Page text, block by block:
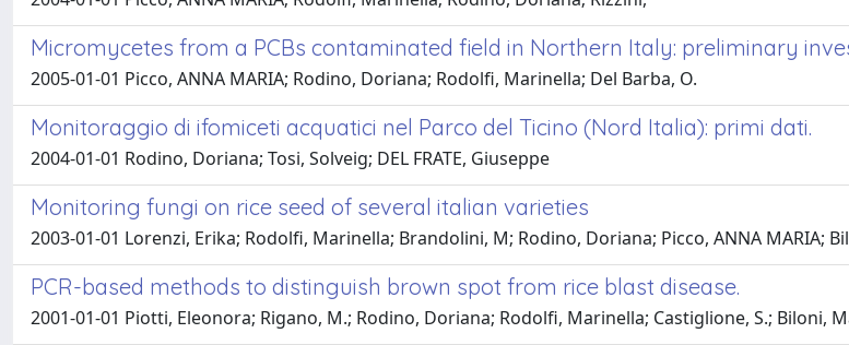
Micromycetes from a PCBs contaminated field in Northern Italy: preliminary
2005-01-01 Picco, ANNA MARIA; Rodino, Doriana; Rodolfi, Marinella; Del Barba, O.
Monitoraggio di ifomiceti acquatici nel Parco del Ticino (Nord Italia): primi dati.
2004-01-01 Rodino, Doriana; Tosi, Solveig; DEL FRATE, Giuseppe
Monitoring fungi on rice seed of several italian varieties
2003-01-01 Lorenzi, Erika; Rodolfi, Marinella; Brandolini, M; Rodino, Doriana; Picco, ANNA MARIA;
PCR-based methods to distinguish brown spot from rice blast disease.
2001-01-01 Piotti, Eleonora; Rigano, M.; Rodino, Doriana; Rodolfi, Marinella; Castiglione, S.; Biloni,